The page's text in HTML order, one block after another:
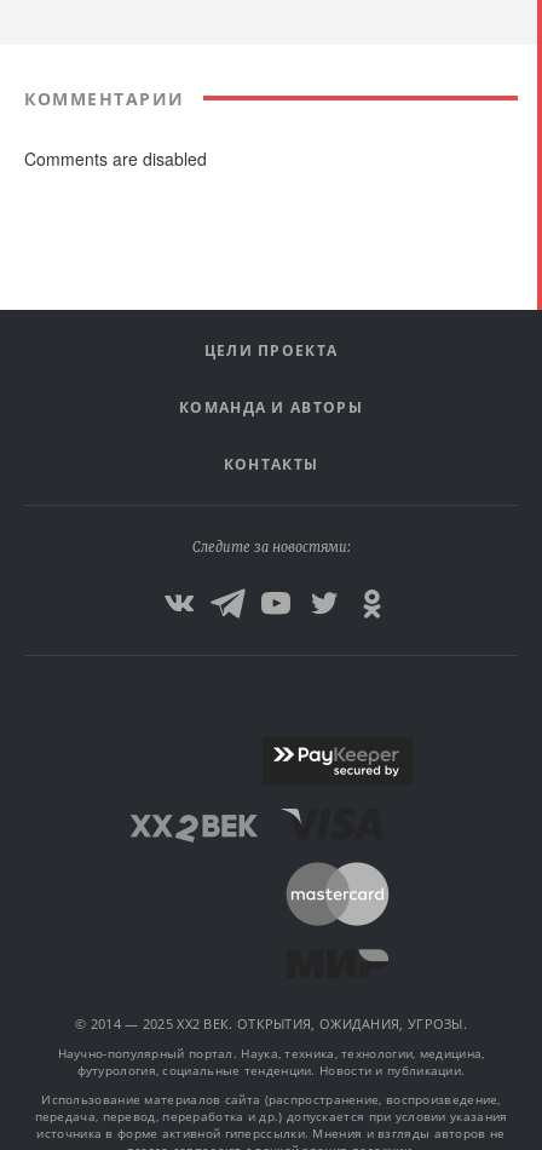
КОММЕНТАРИИ
Comments are disabled
ЦЕЛИ ПРОЕКТА
КОМАНДА И АВТОРЫ
КОНТАКТЫ
Следите за новостями:
© 2014 — 2025 XX2 ВЕК. ОТКРЫТИЯ, ОЖИДАНИЯ, УГРОЗЫ.
Научно-популярный портал. Наука, техника, технологии, медицина,
футурология, социальные тенденции. Новости и публикации.
Использование материалов сайта (распространение, воспроизведение,
передача, перевод, переработка и др.) допускается при условии указания
источника в форме активной гиперссылки. Мнения и взгляды авторов не